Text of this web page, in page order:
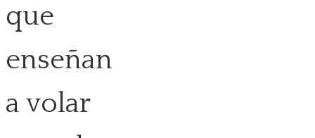
que
enseñan
a volar